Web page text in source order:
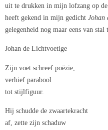
uit te drukken in mijn lofzang op
heeft gekend in mijn gedicht Johan
gelegenheid nog maar eens van stal
Johan de Lichtvoetige
Zijn voet schreef poëzie,
verhief parabool
tot stijlfiguur.
Hij schudde de zwaartekracht
af, zette zijn schaduw